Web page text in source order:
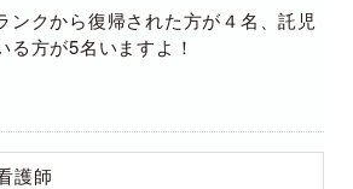
ンクから復帰された方が４名、託児
る方が5名いますよ！
護師